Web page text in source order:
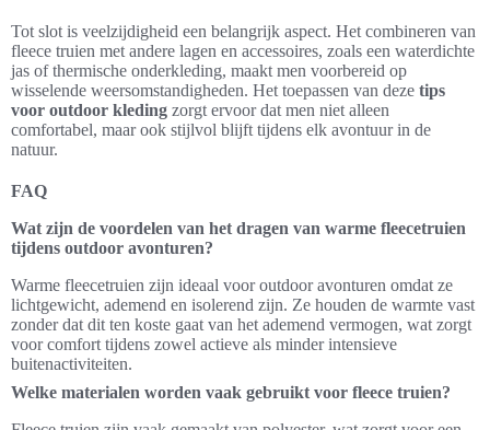
Tot slot is veelzijdigheid een belangrijk aspect. Het combineren van
fleece truien met andere lagen en accessoires, zoals een waterdichte
jas of thermische onderkleding, maakt men voorbereid op
wisselende weersomstandigheden. Het toepassen van deze tips
voor outdoor kleding zorgt ervoor dat men niet alleen
comfortabel, maar ook stijlvol blijft tijdens elk avontuur in de
natuur.
FAQ
Wat zijn de voordelen van het dragen van warme fleecetruien
tijdens outdoor avonturen?
Warme fleecetruien zijn ideaal voor outdoor avonturen omdat ze
lichtgewicht, ademend en isolerend zijn. Ze houden de warmte vast
zonder dat dit ten koste gaat van het ademend vermogen, wat zorgt
voor comfort tijdens zowel actieve als minder intensieve
buitenactiviteiten.
Welke materialen worden vaak gebruikt voor fleece truien?